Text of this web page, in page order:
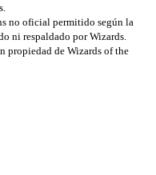
no oficial permitido según la
ni respaldado por Wizards.
propiedad de Wizards of the